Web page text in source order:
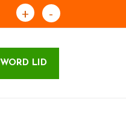
+ -
WORD LID